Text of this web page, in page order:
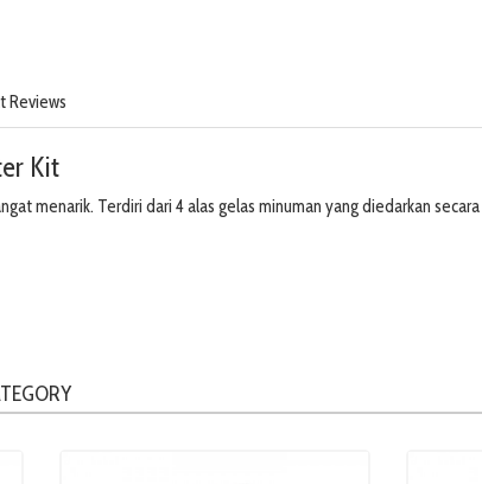
Reviews
Kit
menarik. Terdiri dari 4 alas gelas minuman yang diedarkan